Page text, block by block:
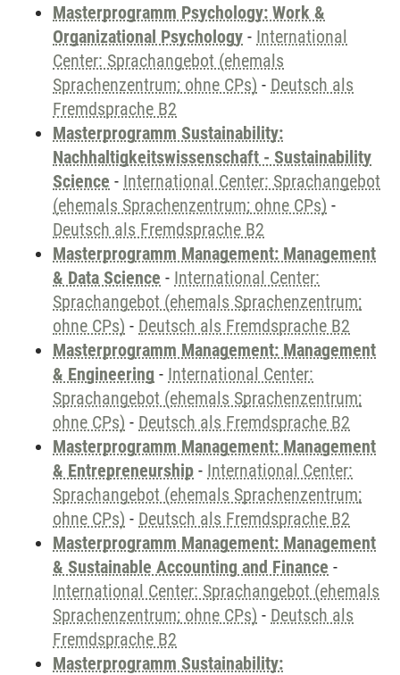
Masterprogramm Psychology: Work &
Organizational Psychology - International
Center: Sprachangebot (ehemals
Sprachenzentrum; ohne CPs) - Deutsch als
Fremdsprache B2
Masterprogramm Sustainability:
Nachhaltigkeitswissenschaft - Sustainability
Science - International Center: Sprachangebot
(ehemals Sprachenzentrum; ohne CPs) -
Deutsch als Fremdsprache B2
Masterprogramm Management: Management
& Data Science - International Center:
Sprachangebot (ehemals Sprachenzentrum;
ohne CPs) - Deutsch als Fremdsprache B2
Masterprogramm Management: Management
& Engineering - International Center:
Sprachangebot (ehemals Sprachenzentrum;
ohne CPs) - Deutsch als Fremdsprache B2
Masterprogramm Management: Management
& Entrepreneurship - International Center:
Sprachangebot (ehemals Sprachenzentrum;
ohne CPs) - Deutsch als Fremdsprache B2
Masterprogramm Management: Management
& Sustainable Accounting and Finance -
International Center: Sprachangebot (ehemals
Sprachenzentrum; ohne CPs) - Deutsch als
Fremdsprache B2
Masterprogramm Sustainability: